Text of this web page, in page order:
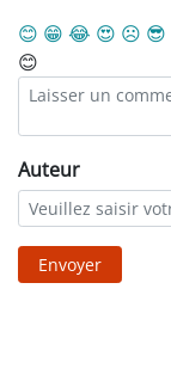
😊 😁 😂 😍 ☹️ 😎
😊
Auteur
Envoyer